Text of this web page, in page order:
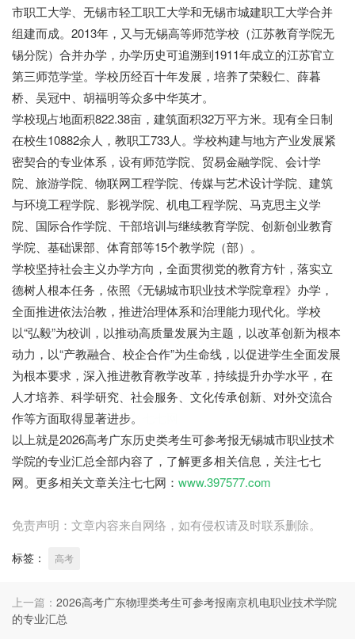
市职工大学、无锡市轻工职工大学和无锡市城建职工大学合并
组建而成。2013年，又与无锡高等师范学校（江苏教育学院无
锡分院）合并办学，办学历史可追溯到1911年成立的江苏官立
第三师范学堂。学校历经百十年发展，培养了荣毅仁、薛暮
桥、吴冠中、胡福明等众多中华英才。
学校现占地面积822.38亩，建筑面积32万平方米。现有全日制
在校生10882余人，教职工733人。学校构建与地方产业发展紧
密契合的专业体系，设有师范学院、贸易金融学院、会计学
院、旅游学院、物联网工程学院、传媒与艺术设计学院、建筑
与环境工程学院、影视学院、机电工程学院、马克思主义学
院、国际合作学院、干部培训与继续教育学院、创新创业教育
学院、基础课部、体育部等15个教学院（部）。
学校坚持社会主义办学方向，全面贯彻党的教育方针，落实立
德树人根本任务，依照《无锡城市职业技术学院章程》办学，
全面推进依法治教，推进治理体系和治理能力现代化。学校
以“弘毅”为校训，以推动高质量发展为主题，以改革创新为根本
动力，以“产教融合、校企合作”为生命线，以促进学生全面发展
为根本要求，深入推进教育教学改革，持续提升办学水平，在
人才培养、科学研究、社会服务、文化传承创新、对外交流合
作等方面取得显著进步。
以上就是2026高考广东历史类考生可参考报无锡城市职业技术
学院的专业汇总全部内容了，了解更多相关信息，关注七七
网。更多相关文章关注七七网： www.397577.com
免责声明：文章内容来自网络，如有侵权请及时联系删除。
标签： 高考
上一篇： 2026高考广东物理类考生可参考报南京机电职业技术学院
的专业汇总